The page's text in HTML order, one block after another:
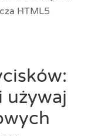
HTML5
używaj